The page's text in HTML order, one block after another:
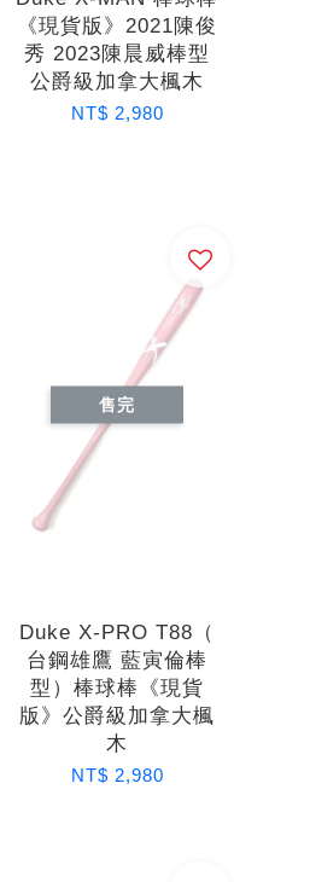
《現貨版》2021陳俊
秀 2023陳晨威棒型
公爵級加拿大楓木
NT$ 2,980
售完
Duke X-PRO T88（
台鋼雄鷹 藍寅倫棒
型）棒球棒《現貨
版》公爵級加拿大楓
木
NT$ 2,980